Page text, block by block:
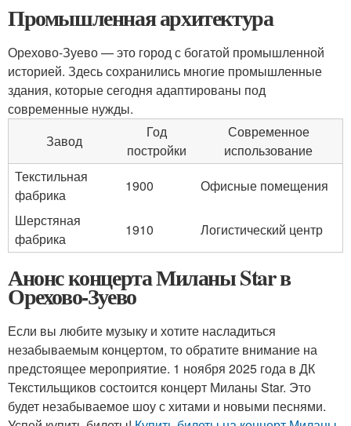
Промышленная архитектура
Орехово-Зуево — это город с богатой промышленной
историей. Здесь сохранились многие промышленные
здания, которые сегодня адаптированы под
современные нужды.
Завод
Год
постройки
Современное
использование
Текстильная
фабрика
1900
Офисные помещения
Шерстяная
фабрика
1910 Логистический центр
Анонс концерта Миланы Star в
Орехово-Зуево
Если вы любите музыку и хотите насладиться
незабываемым концертом, то обратите внимание на
предстоящее мероприятие. 1 ноября 2025 года в ДК
Текстильщиков состоится концерт Миланы Star. Это
будет незабываемое шоу с хитами и новыми песнями.